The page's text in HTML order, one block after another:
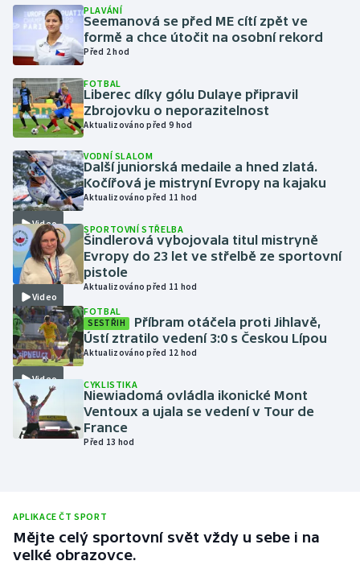
Gymnastika
Házená
Jezdectví
Judo
Krasobruslení
Lezení
Lyže a snowboard
Moderní pětiboj
Motorsport
Olympijské hry
Parasport
Plavání
Ragby
Rychlobruslení
PLAVÁNÍ
Seemanová se před ME cítí zpět ve
formě a chce útočit na osobní rekord
Před 2 hod
FOTBAL
Liberec díky gólu Dulaye připravil
Zbrojovku o neporazitelnost
Aktualizováno před 9 hod
Video
VODNÍ SLALOM
Další juniorská medaile a hned zlatá.
Kočířová je mistryní Evropy na kajaku
Aktualizováno před 11 hod
Video
SPORTOVNÍ STŘELBA
Šindlerová vybojovala titul mistryně
Evropy do 23 let ve střelbě ze sportovní
pistole
Aktualizováno před 11 hod
Video
FOTBAL
SESTŘIH
Příbram otáčela proti Jihlavě,
Ústí ztratilo vedení 3:0 s Českou Lípou
Aktualizováno před 12 hod
CYKLISTIKA
Niewiadomá ovládla ikonické Mont
Ventoux a ujala se vedení v Tour de
France
Před 13 hod
APLIKACE ČT SPORT
Mějte celý sportovní svět vždy u sebe i na
velké obrazovce.